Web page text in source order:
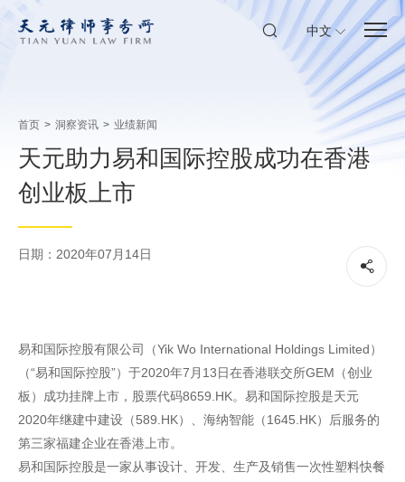
中文
首页 > 洞察资讯 > 业绩新闻
天元助力易和国际控股成功在香港
创业板上市
日期：2020年07月14日
易和国际控股有限公司（Yik Wo International Holdings Limited）
（“易和国际控股”）于2020年7月13日在香港联交所GEM（创业
板）成功挂牌上市，股票代码8659.HK。易和国际控股是天元
2020年继建中建设（589.HK）、海纳智能（1645.HK）后服务的
第三家福建企业在香港上市。
易和国际控股是一家从事设计、开发、生产及销售一次性塑料快餐